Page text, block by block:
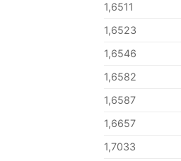
1,6511
1,6523
1,6546
1,6582
1,6587
1,6657
1,7033